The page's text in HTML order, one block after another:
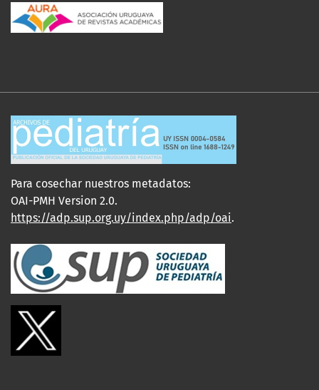
Para cosechar nuestros metadatos:
OAI-PMH Version 2.0.
https://adp.sup.org.uy/index.php/adp/oai.